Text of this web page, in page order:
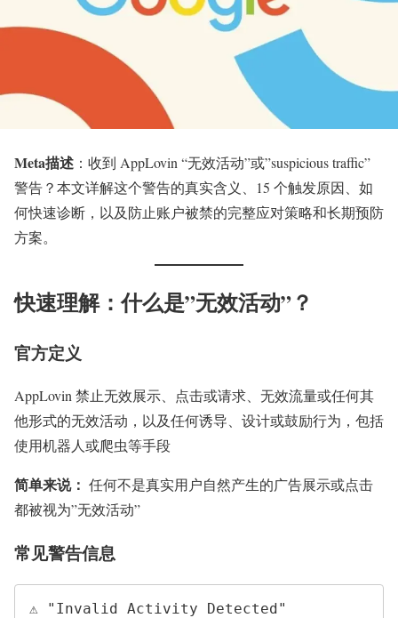
Meta描述 ：收到 AppLovin “无效活动”或”suspicious traffic”
警告？本文详解这个警告的真实含义、15 个触发原因、如
何快速诊断，以及防止账户被禁的完整应对策略和长期预防
方案。
快速理解：什么是”无效活动”？
官方定义
AppLovin 禁止无效展示、点击或请求、无效流量或任何其
他形式的无效活动，以及任何诱导、设计或鼓励行为，包括
使用机器人或爬虫等手段
简单来说： 任何不是真实用户自然产生的广告展示或点击
都被视为”无效活动”
常见警告信息
⚠️ "Invalid Activity Detected"